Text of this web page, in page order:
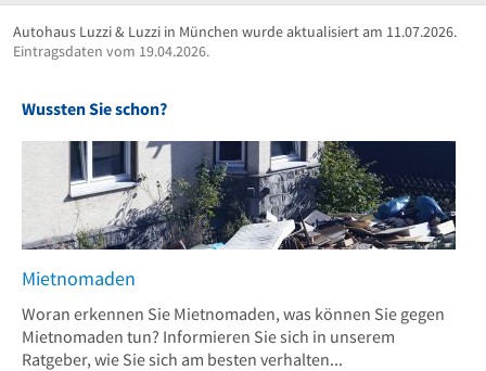
Autohaus Luzzi & Luzzi in München wurde aktualisiert am 11.07.2026.
Eintragsdaten vom 19.04.2026.
Wussten Sie schon?
Mietnomaden
Woran erkennen Sie Mietnomaden, was können Sie gegen
Mietnomaden tun? Informieren Sie sich in unserem
Ratgeber, wie Sie sich am besten verhalten...